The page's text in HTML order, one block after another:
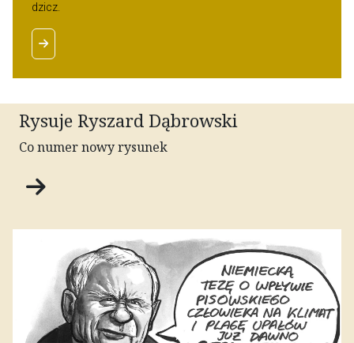
dzicz.
Rysuje Ryszard Dąbrowski
Co numer nowy rysunek